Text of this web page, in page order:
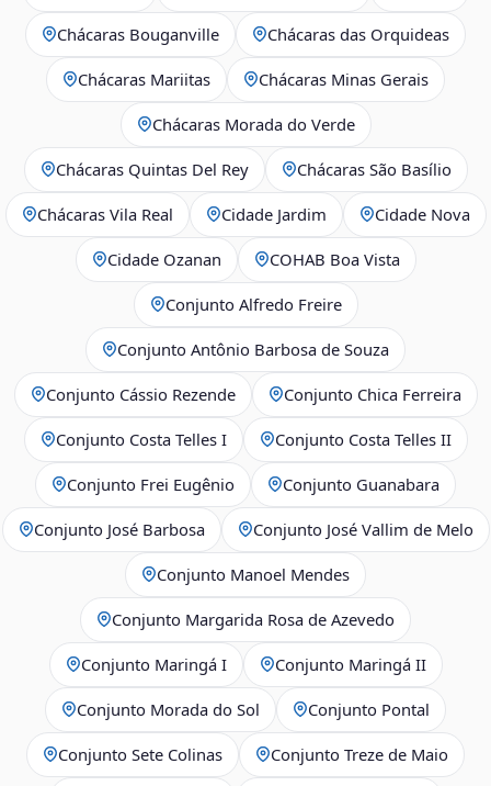
Chácaras Bouganville Chácaras das Orquideas
Chácaras Mariitas Chácaras Minas Gerais
Chácaras Morada do Verde
Chácaras Quintas Del Rey Chácaras São Basílio
Chácaras Vila Real Cidade Jardim Cidade Nova
Cidade Ozanan COHAB Boa Vista
Conjunto Alfredo Freire
Conjunto Antônio Barbosa de Souza
Conjunto Cássio Rezende Conjunto Chica Ferreira
Conjunto Costa Telles I Conjunto Costa Telles II
Conjunto Frei Eugênio Conjunto Guanabara
Conjunto José Barbosa Conjunto José Vallim de Melo
Conjunto Manoel Mendes
Conjunto Margarida Rosa de Azevedo
Conjunto Maringá I Conjunto Maringá II
Conjunto Morada do Sol Conjunto Pontal
Conjunto Sete Colinas Conjunto Treze de Maio